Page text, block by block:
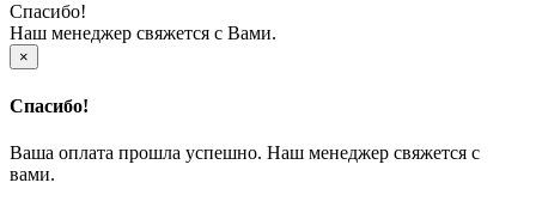
Спасибо!
Наш менеджер свяжется с Вами.
×
Спасибо!
Ваша оплата прошла успешно. Наш менеджер свяжется с
вами.